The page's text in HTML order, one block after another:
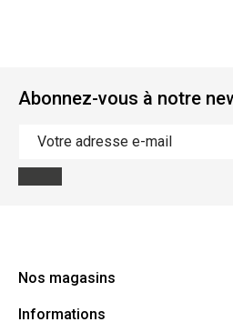
Abonnez-vous à notre
Nos magasins
Cycles Arnold Kontz Gare /
Informations